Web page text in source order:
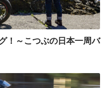
！～こつぶの日本一周バ